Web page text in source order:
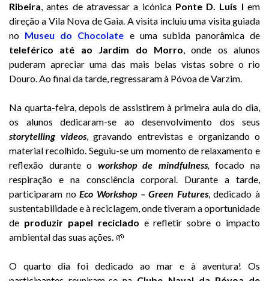
Ribeira, antes de atravessar a icónica Ponte D. Luís I em
direção a Vila Nova de Gaia. A visita incluiu uma visita guiada
no Museu do Chocolate e uma subida panorâmica de
teleférico até ao Jardim do Morro, onde os alunos
puderam apreciar uma das mais belas vistas sobre o rio
Douro. Ao final da tarde, regressaram à Póvoa de Varzim.
Na quarta-feira, depois de assistirem à primeira aula do dia,
os alunos dedicaram-se ao desenvolvimento dos seus
storytelling videos, gravando entrevistas e organizando o
material recolhido. Seguiu-se um momento de relaxamento e
reflexão durante o workshop de mindfulness,focado na
respiração e na consciência corporal. Durante a tarde,
participaram noEco Workshop – Green Futures, dedicado à
sustentabilidade e à reciclagem, onde tiveram a oportunidade
de produzir papel reciclado e refletir sobre o impacto
ambiental das suas ações. 🌱
O quarto dia foi dedicado ao mar e à aventura! Os